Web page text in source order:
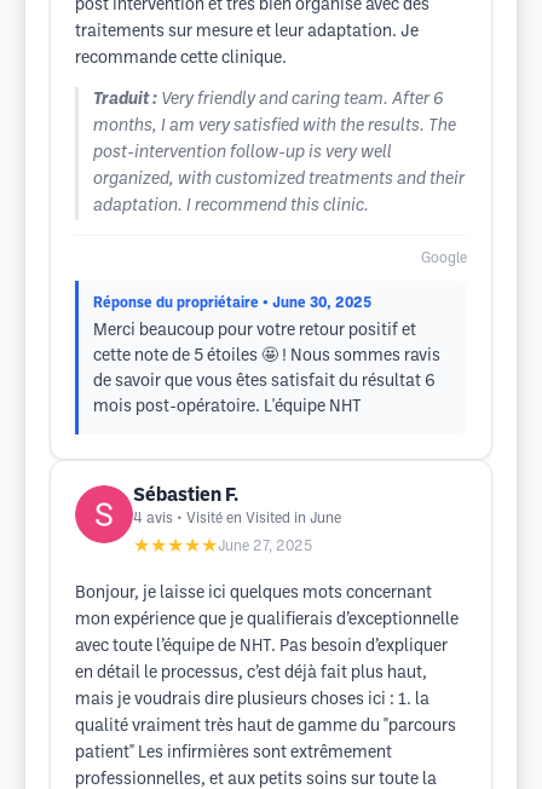
post intervention et très bien organisé avec des
traitements sur mesure et leur adaptation. Je
recommande cette clinique.
Traduit : Very friendly and caring team. After 6
months, I am very satisfied with the results. The
post-intervention follow-up is very well
organized, with customized treatments and their
adaptation. I recommend this clinic.
Google
Réponse du propriétaire • June 30, 2025
Merci beaucoup pour votre retour positif et
cette note de 5 étoiles 🤩 ! Nous sommes ravis
de savoir que vous êtes satisfait du résultat 6
mois post-opératoire. L'équipe NHT
Sébastien F.
4 avis • Visité en Visited in June
★★★★★June 27, 2025
Bonjour, je laisse ici quelques mots concernant
mon expérience que je qualifierais d’exceptionnelle
avec toute l’équipe de NHT. Pas besoin d’expliquer
en détail le processus, c’est déjà fait plus haut,
mais je voudrais dire plusieurs choses ici : 1. la
qualité vraiment très haut de gamme du "parcours
patient" Les infirmières sont extrêmement
professionnelles, et aux petits soins sur toute la